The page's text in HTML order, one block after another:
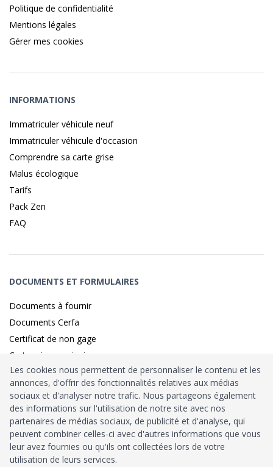
Politique de confidentialité
Mentions légales
Gérer mes cookies
INFORMATIONS
Immatriculer véhicule neuf
Immatriculer véhicule d'occasion
Comprendre sa carte grise
Malus écologique
Tarifs
Pack Zen
FAQ
DOCUMENTS ET FORMULAIRES
Documents à fournir
Documents Cerfa
Certificat de non gage
Carte grise provisoire
Identité sécurisé parFranceConnect
HabilitationMinistère de l’Intérieur: n°212900
Agrément Trésor Public
Les cookies nous permettent de personnaliser le contenu et les
annonces, d'offrir des fonctionnalités relatives aux médias
sociaux et d'analyser notre trafic. Nous partageons également
des informations sur l'utilisation de notre site avec nos
partenaires de médias sociaux, de publicité et d'analyse, qui
peuvent combiner celles-ci avec d'autres informations que vous
leur avez fournies ou qu'ils ont collectées lors de votre
utilisation de leurs services.